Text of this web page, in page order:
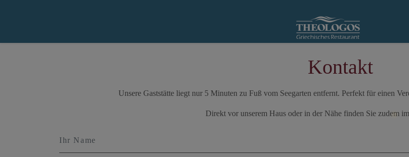
Kontakt
Unsere Gaststätte liegt nur 5 Minuten zu Fuß vom Seegarten entfernt. Perfekt für einen
Direkt vor unserem Haus oder in der Nähe finden Sie zudem